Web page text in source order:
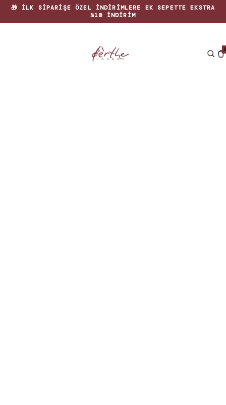
🎁 İLK SIPARIŞE ÖZEL INDIRIMLERE EK SEPETTE EKSTRA
%10 INDIRIM